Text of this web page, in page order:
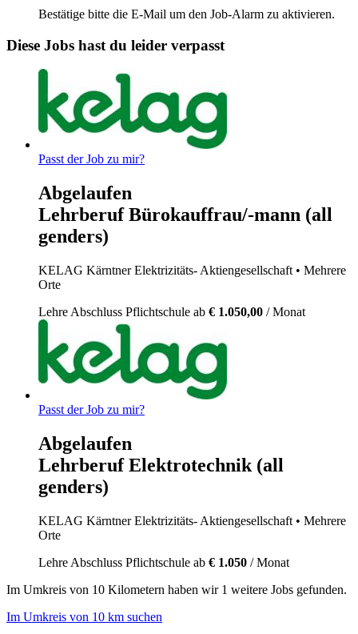
Bestätige bitte die E-Mail um den Job-Alarm zu aktivieren.
Diese Jobs hast du leider verpasst
Passt der Job zu mir?
Abgelaufen
Lehrberuf Bürokauffrau/-mann (all
genders)
KELAG Kärntner Elektrizitäts- Aktiengesellschaft • Mehrere
Orte
Lehre Abschluss Pflichtschule ab € 1.050,00 / Monat
Passt der Job zu mir?
Abgelaufen
Lehrberuf Elektrotechnik (all
genders)
KELAG Kärntner Elektrizitäts- Aktiengesellschaft • Mehrere
Orte
Lehre Abschluss Pflichtschule ab € 1.050 / Monat
Im Umkreis von 10 Kilometern haben wir 1 weitere Jobs gefunden.
Im Umkreis von 10 km suchen